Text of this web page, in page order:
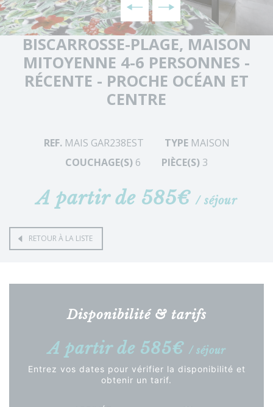
BISCARROSSE-PLAGE, MAISON
MITOYENNE 4-6 PERSONNES -
RÉCENTE - PROCHE OCÉAN ET
CENTRE
REF.MAIS GAR238EST TYPEMAISON
COUCHAGE(S) 6 PIÈCE(S) 3
A partir de 585€ / séjour
RETOUR À LA LISTE
Disponibilité & tarifs
A partir de 585€ / séjour
Entrez vos dates pour vérifier la disponibilité et
obtenir un tarif.